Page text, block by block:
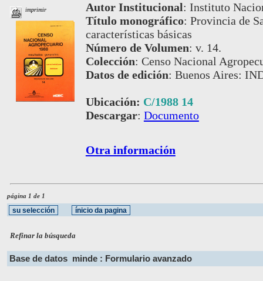
imprimir Autor Institucional: Instituto
Título monográfico: Provincia de
características básicas
Número de Volumen: v. 14.
Colección: Censo Nacional
Datos de edición: Buenos Aires:
Ubicación: C/1988 14
Descargar: Documento
Otra información
página 1 de 1
Refinar la búsqueda
Base de datos minde : Formulario avanzado